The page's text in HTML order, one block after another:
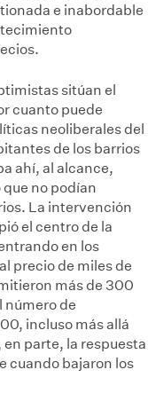
e inabordable
sitúan el
cuanto puede
neoliberales del
de los barrios
ahí, al alcance,
no podían
La intervención
el centro de la
en los
precio de miles de
más de 300
número de
incluso más allá
parte, la respuesta
cuando bajaron los